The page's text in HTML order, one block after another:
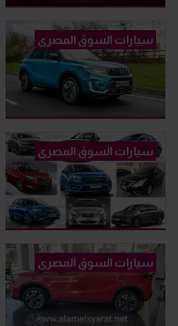
سيارات السوق المصرى
سيارات السوق المصرى
سيارات السوق المصرى